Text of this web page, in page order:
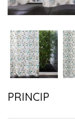
PRINCIP